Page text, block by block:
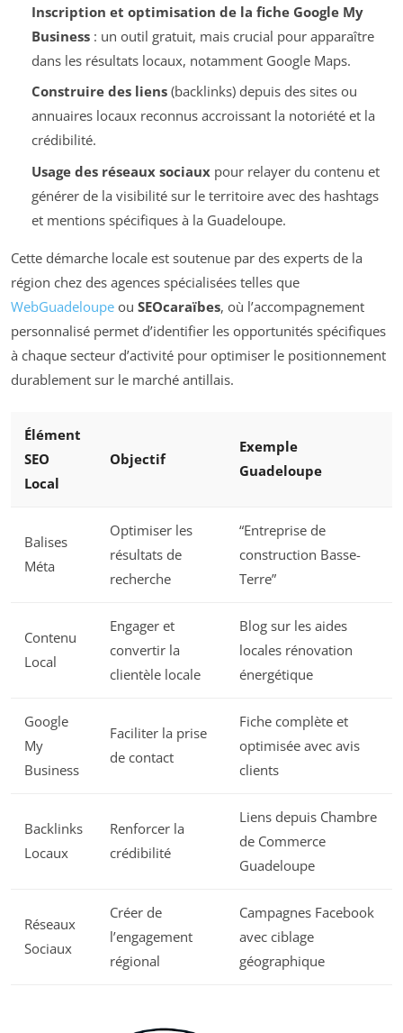
Inscription et optimisation de la fiche Google My
Business: un outil gratuit, mais crucial pour apparaître
dans les résultats locaux, notamment Google Maps.
Construire des liens(backlinks) depuis des sites ou
annuaires locaux reconnus accroissant la notoriété et la
crédibilité.
Usage des réseaux sociauxpour relayer du contenu et
générer de la visibilité sur le territoire avec des hashtags
et mentions spécifiques à la Guadeloupe.
Cette démarche locale est soutenue par des experts de la
région chez des agences spécialisées telles que
WebGuadeloupe ou SEOcaraïbes, où l’accompagnement
personnalisé permet d’identifier les opportunités spécifiques
à chaque secteur d’activité pour optimiser le positionnement
durablement sur le marché antillais.
Élément
SEO
Local
Objectif
Exemple
Guadeloupe
Balises
Méta
Optimiser les
résultats de
recherche
“Entreprise de
construction Basse-
Terre”
Contenu
Local
Engager et
convertir la
clientèle locale
Blog sur les aides
locales rénovation
énergétique
Google
My
Business
Faciliter la prise
de contact
Fiche complète et
optimisée avec avis
clients
Backlinks
Locaux
Renforcer la
crédibilité
Liens depuis Chambre
de Commerce
Guadeloupe
Réseaux
Sociaux
Créer de
l’engagement
régional
Campagnes Facebook
avec ciblage
géographique